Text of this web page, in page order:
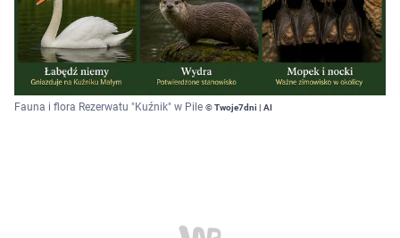
Fauna i flora Rezerwatu "Kuźnik" w Pile © Twoje7dni | AI